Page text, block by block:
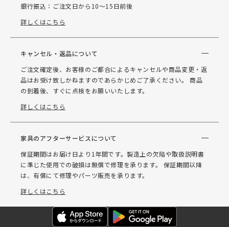
銀行振込：ご注文日から10～15日前後
詳しくはこちら
キャンセル・返品について
ご注文確定後、お客様のご都合によるキャンセルや商品変更・返
品はお受け致しかねますのであらかじめご了承ください。 商品
の到着後、すぐに点検をお願いいたします。
詳しくはこちら
家具のアフターサービスについて
保証期間はお届け日より1年間です。製造上の欠陥や取扱説明書
に準じた使用での破損は無償で修理を承ります。 保証期間以降
は、有償にて修理やパーツ販売を承ります。
詳しくはこちら